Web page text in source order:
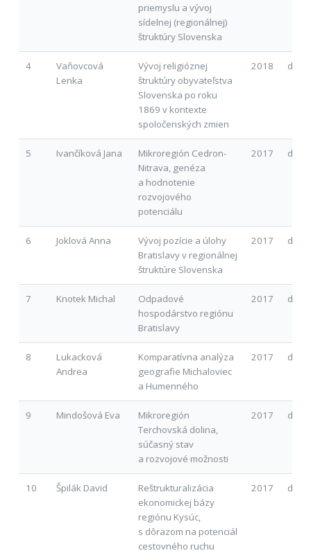
priemyslu a vývoj
sídelnej (regionálnej)
štruktúry Slovenska
4
Vaňovcová
Lenka
Vývoj religióznej
štruktúry obyvateľstva
Slovenska po roku
1869 v kontexte
spoločenských zmien
2018 d
5 Ivančíková Jana
Mikroregión Cedron-
Nitrava, genéza
a hodnotenie
rozvojového
potenciálu
2017 d
6 Joklová Anna
Vývoj pozície a úlohy
Bratislavy v regionálnej
štruktúre Slovenska
2017 d
7 Knotek Michal
Odpadové
hospodárstvo regiónu
Bratislavy
2017 d
8
Lukacková
Andrea
Komparatívna analýza
geografie Michaloviec
a Humenného
2017 d
9 Mindošová Eva
Mikroregión
Terchovská dolina,
súčasný stav
a rozvojové možnosti
2017 d
10 Špilák David
Reštrukturalizácia
ekonomickej bázy
regiónu Kysúc,
s dôrazom na potenciál
cestovného ruchu
2017 d